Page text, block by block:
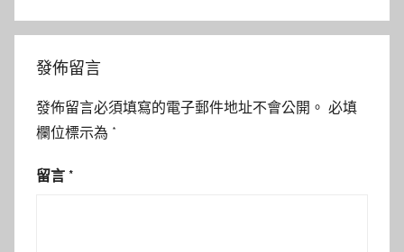
發佈留言
發佈留言必須填寫的電子郵件地址不會公開。 必填
欄位標示為 *
留言 *